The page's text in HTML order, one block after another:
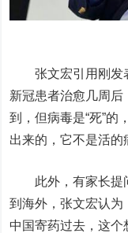
张文宏引用刚发表
新冠患者治愈几周后
到，但病毒是“死”的
出来的，它不是活的
此外，有家长提问
到海外，张文宏认为
中国寄药过去，这